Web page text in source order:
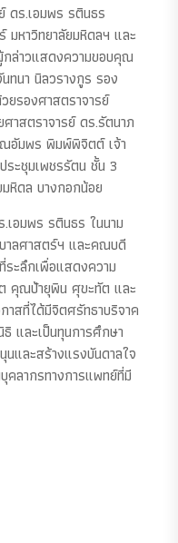
ดร.เอมพร รตินธร
มหาวิทยาลัยมหิดลฯ และ
ล่าวแสดงความขอบคุณ
ทนา นิลวรางกูร รอง
ยรองศาสตราจารย์
สตราจารย์ ดร.รัตนาภ
อัมพร พิมพ์พิจิตต์ เจ้า
ะชุมเพชรรัตน ชั้น 3
หิดล บางกอกน้อย
เอมพร รตินธร ในนาม
าลศาสตร์ฯ และคณบดี
ะลึกเพื่อแสดงความ
คุณป้ายุพิน ศุขะทัต และ
สที่ได้มีจิตศรัทธาบริจาค
และเป็นทุนการศึกษา
และสร้างแรงบันดาลใจ
คลากรทางการแพทย์ที่มี